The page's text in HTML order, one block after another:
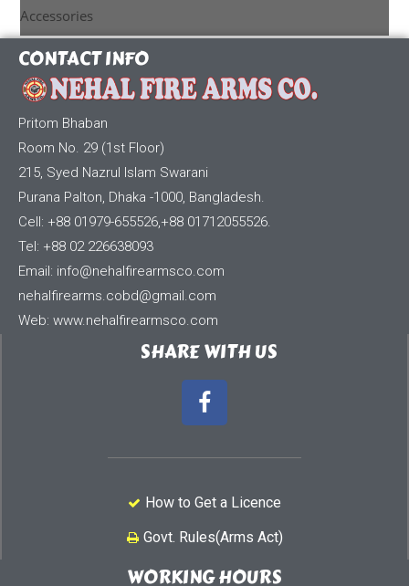
Accessories
CONTACT INFO
Pritom Bhaban
Room No. 29 (1st Floor)
215, Syed Nazrul Islam Swarani
Purana Palton, Dhaka -1000, Bangladesh.
Cell: +88 01979-655526,+88 01712055526.
Tel: +88 02 226638093
Email: info@nehalfirearmsco.com
nehalfirearms.cobd@gmail.com
Web: www.nehalfirearmsco.com
SHARE WITH US
How to Get a Licence
Govt. Rules(Arms Act)
WORKING HOURS